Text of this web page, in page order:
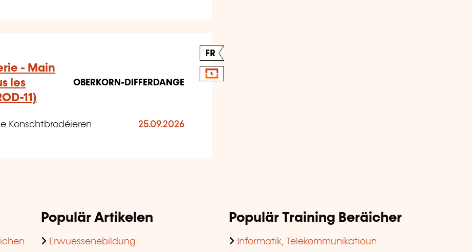
FR
- Main
les
11)
OBERKORN-DIFFERDANGE
Konschtbrodéieren 25.09.2026
Populär Artikelen
Erwuessenebildung
Populär Training Beräicher
Informatik, Telekommunikatioun